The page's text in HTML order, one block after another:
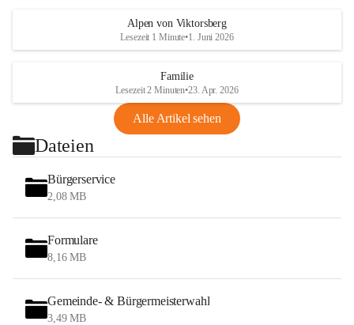
Alpen von Viktorsberg
Lesezeit 1 Minute•1. Juni 2026
Familie
Lesezeit 2 Minuten•23. Apr. 2026
Alle Artikel sehen
Dateien
Bürgerservice
2,08 MB
Formulare
8,16 MB
Gemeinde- & Bürgermeisterwahl
3,49 MB